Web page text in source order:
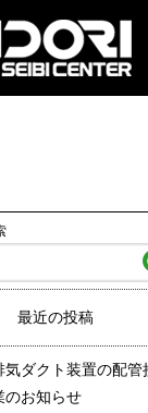
最近の投稿
ダクト装置の配管
お知らせ